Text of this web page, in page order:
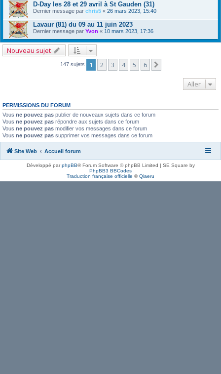
D-Day les 28 et 29 avril à St Gauden (31)
Dernier message par chris5 « 26 mars 2023, 15:40
Lavaur (81) du 09 au 11 juin 2023
Dernier message par Yvon « 10 mars 2023, 17:36
Nouveau sujet
147 sujets 1 2 3 4 5 6
Aller
PERMISSIONS DU FORUM
Vous ne pouvez pas publier de nouveaux sujets dans ce forum
Vous ne pouvez pas répondre aux sujets dans ce forum
Vous ne pouvez pas modifier vos messages dans ce forum
Vous ne pouvez pas supprimer vos messages dans ce forum
Site Web Accueil forum
Développé parphpBB® Forum Software © phpBB Limited | SE Square by
PhpBB3 BBCodes
Traduction française officielle ©Qiaeru